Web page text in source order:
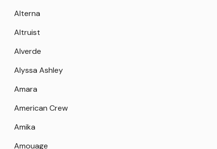
Alterna
Altruist
Alverde
Alyssa Ashley
Amara
American Crew
Amika
Amouage